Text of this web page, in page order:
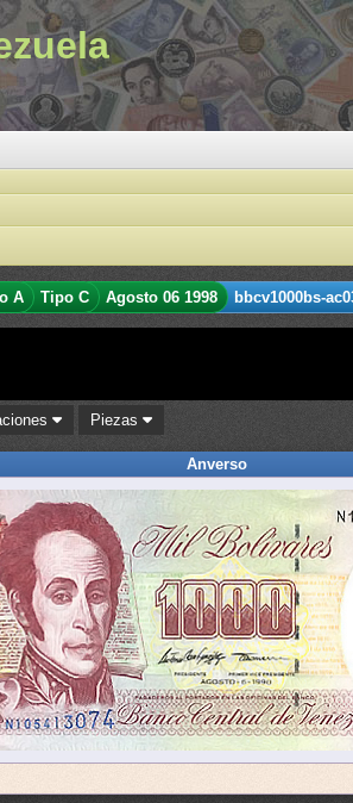
A Tipo C Agosto 06 1998 bbcv1000bs-
Piezas
Anverso